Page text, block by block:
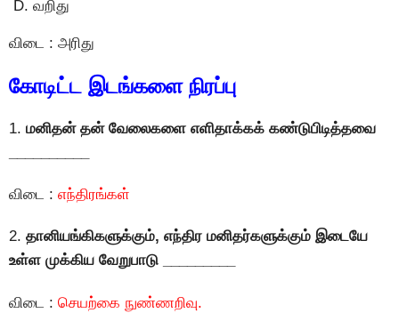
வறிது
விடை : அரிது
கோடிட்ட இடங்களை நிரப்பு
1. மனிதன் தன் வேலைகளை எளிதாக்கக் கண்டுபிடித்தவை
விடை : எந்திரங்கள்
2. தானியங்கிகளுக்கும், எந்திர மனிதர்களுக்கும் இடையே
உள்ள முக்கிய வேறுபாடு _________
விடை : செயற்கை நுண்ணறிவு.